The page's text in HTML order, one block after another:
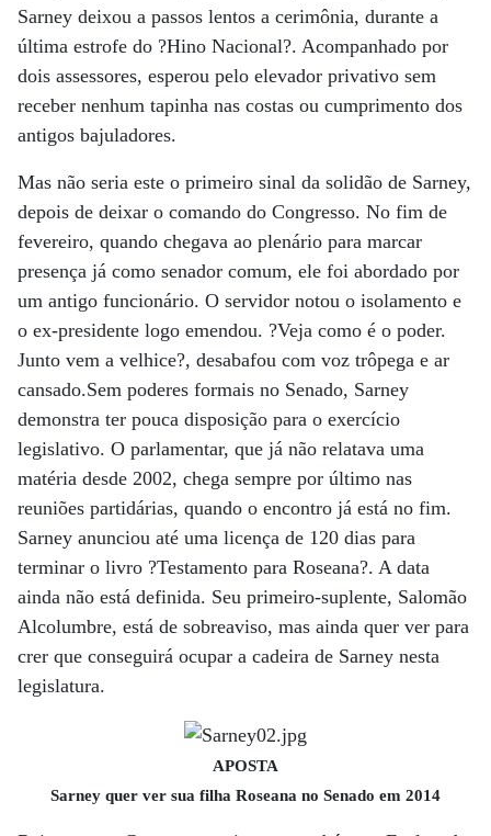
Sarney deixou a passos lentos a cerimônia, durante a
última estrofe do ?Hino Nacional?. Acompanhado por
dois assessores, esperou pelo elevador privativo sem
receber nenhum tapinha nas costas ou cumprimento dos
antigos bajuladores.
Mas não seria este o primeiro sinal da solidão de Sarney,
depois de deixar o comando do Congresso. No fim de
fevereiro, quando chegava ao plenário para marcar
presença já como senador comum, ele foi abordado por
um antigo funcionário. O servidor notou o isolamento e
o ex-presidente logo emendou. ?Veja como é o poder.
Junto vem a velhice?, desabafou com voz trôpega e ar
cansado.Sem poderes formais no Senado, Sarney
demonstra ter pouca disposição para o exercício
legislativo. O parlamentar, que já não relatava uma
matéria desde 2002, chega sempre por último nas
reuniões partidárias, quando o encontro já está no fim.
Sarney anunciou até uma licença de 120 dias para
terminar o livro ?Testamento para Roseana?. A data
ainda não está definida. Seu primeiro-suplente, Salomão
Alcolumbre, está de sobreaviso, mas ainda quer ver para
crer que conseguirá ocupar a cadeira de Sarney nesta
legislatura.
APOSTA
Sarney quer ver sua filha Roseana no Senado em 2014